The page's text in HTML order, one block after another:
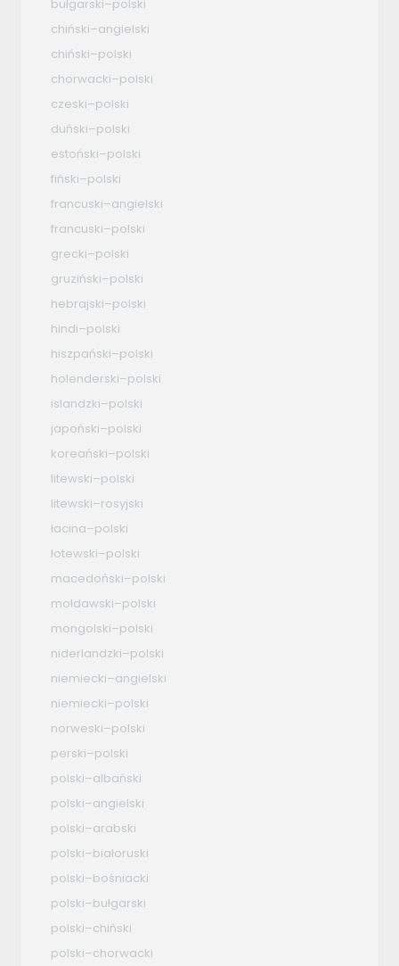
bułgarski–polski
chiński–angielski
chiński–polski
chorwacki–polski
czeski–polski
duński–polski
estoński–polski
fiński–polski
francuski–angielski
francuski–polski
grecki–polski
gruziński–polski
hebrajski–polski
hindi–polski
hiszpański–polski
holenderski–polski
islandzki–polski
japoński–polski
koreański–polski
litewski–polski
litewski–rosyjski
łacina–polski
łotewski–polski
macedoński–polski
mołdawski–polski
mongolski–polski
niderlandzki–polski
niemiecki–angielski
niemiecki–polski
norweski–polski
perski–polski
polski–albański
polski–angielski
polski–arabski
polski–białoruski
polski–bośniacki
polski–bułgarski
polski–chiński
polski–chorwacki